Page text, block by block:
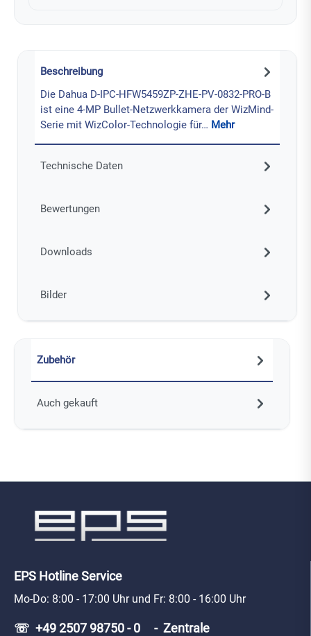
Beschreibung
Die Dahua D-IPC-HFW5459ZP-ZHE-PV-0832-PRO-B
ist eine 4-MP Bullet-Netzwerkkamera der WizMind-
Serie mit WizColor-Technologie für… Mehr
Technische Daten
Bewertungen
Downloads
Bilder
Zubehör
Auch gekauft
EPS Hotline Service
Mo-Do: 8:00 - 17:00 Uhr und Fr: 8:00 - 16:00 Uhr
☏ +49 2507 98750 - 0 - Zentrale